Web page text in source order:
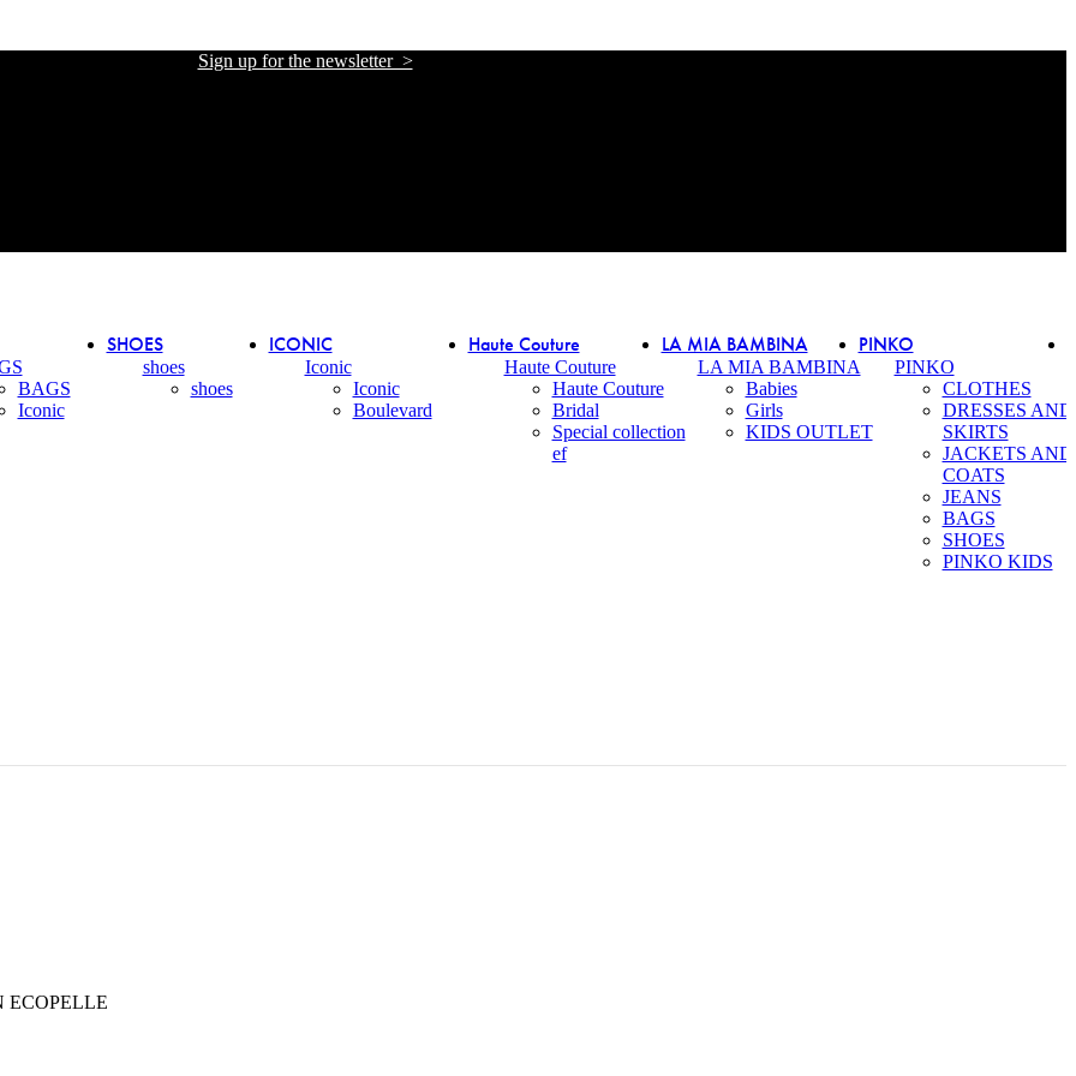
Sign up for the newsletter >
BAGS
Iconic
SHOES
shoes
shoes
ICONIC
Iconic
Iconic
Boulevard
Haute Couture
Haute Couture
Haute Couture
Bridal
Special collection
ef
LA MIA BAMBINA
LA MIA BAMBINA
Babies
Girls
KIDS OUTLET
PINKO
PINKO
CLOTHES
DRESSES AND
SKIRTS
JACKETS AND
COATS
JEANS
BAGS
SHOES
PINKO KIDS
ECOPELLE